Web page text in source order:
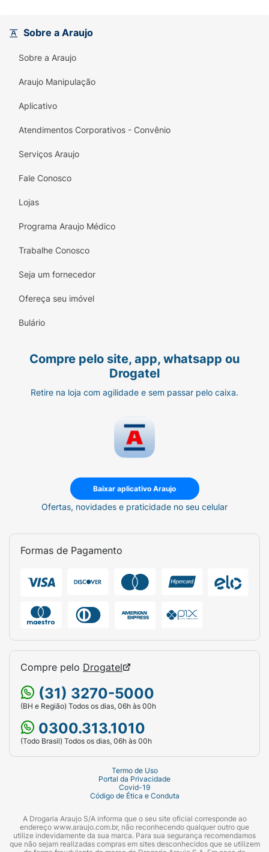
• Novo ajuste elástico nas costas, ajusta sem
adaptam suavemente ao redor das pernas do
seu bebê
• Fitas Flex: Ajuste cômodo e flexível para
que seu bebê possa se remexer como quiser
• Loção hipoalergênica: ajuda a prevenir
irritações
• Cobertura suave para ajudar a proteger a
Sobre a Araujo
Sobre a Araujo
Araujo Manipulação
Aplicativo
Atendimentos Corporativos - Convênio
Serviços Araujo
Fale Conosco
Lojas
Programa Araujo Médico
Trabalhe Conosco
Seja um fornecedor
Ofereça seu imóvel
Bulário
Compre pelo site, app, whatsapp ou
Drogatel
Retire na loja com agilidade e sem passar pelo caixa.
Baixar aplicativo Araujo
Ofertas, novidades e praticidade no seu celular
Formas de Pagamento
Compre pelo Drogatel
(31) 3270-5000
(BH e Região) Todos os dias, 06h às 00h
0300.313.1010
(Todo Brasil) Todos os dias, 06h às 00h
Termo de Uso
Portal da Privacidade
Covid-19
Código de Ética e Conduta
A Drogaria Araujo S/A informa que o seu site oficial corresponde ao
endereço www.araujo.com.br, não reconhecendo qualquer outro que
utilize indevidamente da sua marca. Para sua segurança recomendamos
que não sejam realizadas compras em sites desconhecidos que se utilizem